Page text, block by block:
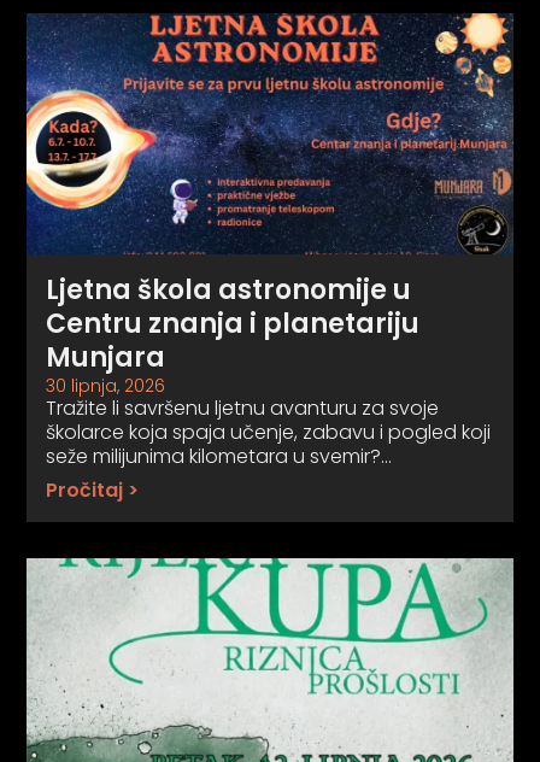
Ljetna škola astronomije u
Centru znanja i planetariju
Munjara
30 lipnja, 2026
Tražite li savršenu ljetnu avanturu za svoje
školarce koja spaja učenje, zabavu i pogled koji
seže milijunima kilometara u svemir?…
Pročitaj >